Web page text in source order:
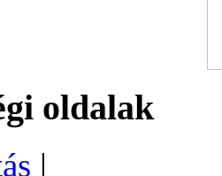
oldalak
|